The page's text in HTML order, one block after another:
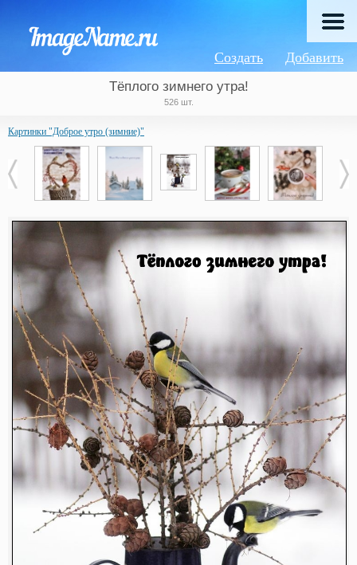
Добавить
Создать
Тёплого зимнего утра!
526 шт.
Картинки "Доброе утро (зимние)"